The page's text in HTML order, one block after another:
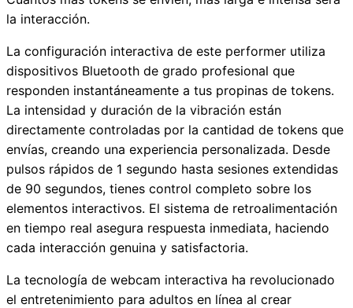
la interacción.
La configuración interactiva de este performer utiliza
dispositivos Bluetooth de grado profesional que
responden instantáneamente a tus propinas de tokens.
La intensidad y duración de la vibración están
directamente controladas por la cantidad de tokens que
envías, creando una experiencia personalizada. Desde
pulsos rápidos de 1 segundo hasta sesiones extendidas
de 90 segundos, tienes control completo sobre los
elementos interactivos. El sistema de retroalimentación
en tiempo real asegura respuesta inmediata, haciendo
cada interacción genuina y satisfactoria.
La tecnología de webcam interactiva ha revolucionado
el entretenimiento para adultos en línea al crear